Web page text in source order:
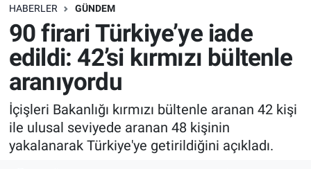
HABERLER GÜNDEM
90 firari Türkiye’ye iade
edildi: 42’si kırmızı bültenle
aranıyordu
İçişleri Bakanlığı kırmızı bültenle aranan 42 kişi
ile ulusal seviyede aranan 48 kişinin
yakalanarak Türkiye'ye getirildiğini açıkladı.